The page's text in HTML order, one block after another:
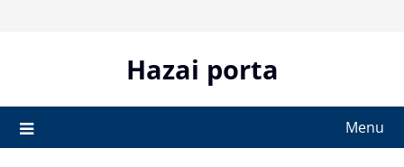
Hazai porta
Menu